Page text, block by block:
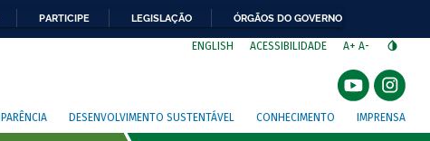
PARTICIPE LEGISLAÇÃO ÓRGÃOS DO GOVERNO
ENGLISH ACESSIBILIDADE A+ A-
DESENVOLVIMENTO SUSTENTÁVEL CONHECIMENTO IMPRENSA